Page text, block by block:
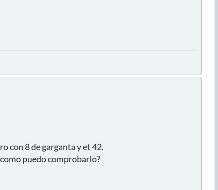
con 8 de garganta y et 42.
puedo comprobarlo?